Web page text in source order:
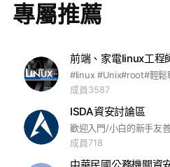
專屬推薦
成員3587
ISDA資安討論區
成員718